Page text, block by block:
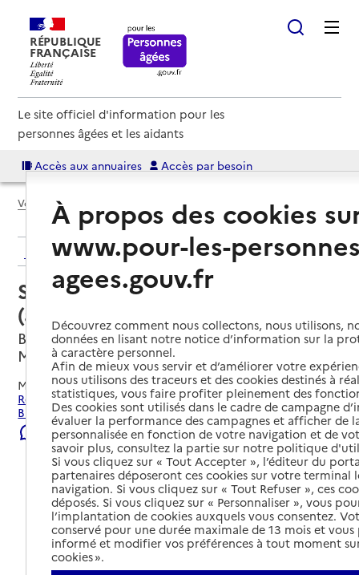
RÉPUBLIQUE
FRANÇAISE
Le site officiel d'information pour les
personnes âgées et les aidants
Accès aux annuaires Accès par besoin
Voir le fil d’Ariane
Retour aux résultats de l'annuaire
Service autonomie à domicile
(aide) – Vitalliance
Blénod-lès-Pont-à-Mousson, MEURTHE-ET-
MOSELLE
Mis à jour le23/07/2026
Rechercher les établissements et services autour de
Blénod-lès-Pont-à-Mousson.
Signaler une erreur
À propos des cookies
www.pour-les-
agees.gouv.fr
Découvrez comment nous collectons, nous utilisons,
données en lisant notre notice d’information sur la
à caractère personnel.
Afin de mieux vous servir et d’améliorer votre
nous utilisons des traceurs et des cookies destinés à
statistiques, vous faire profiter pleinement des
Des cookies sont utilisés dans le cadre de campagne
évaluer la performance des campagnes et afficher de
personnalisée en fonction de votre navigation et de
savoir plus, consultez la partie sur notre politique
Si vous cliquez sur « Tout Accepter », l’éditeur du
partenaires déposeront ces cookies sur votre terminal
navigation. Si vous cliquez sur « Tout Refuser », ces
déposés. Si vous cliquez sur « Personnaliser », vous
l’implantation de cookies auxquels vous consentez.
conservé pour une durée maximale de 13 mois et
informé et modifier vos préférences à tout moment
cookies ».